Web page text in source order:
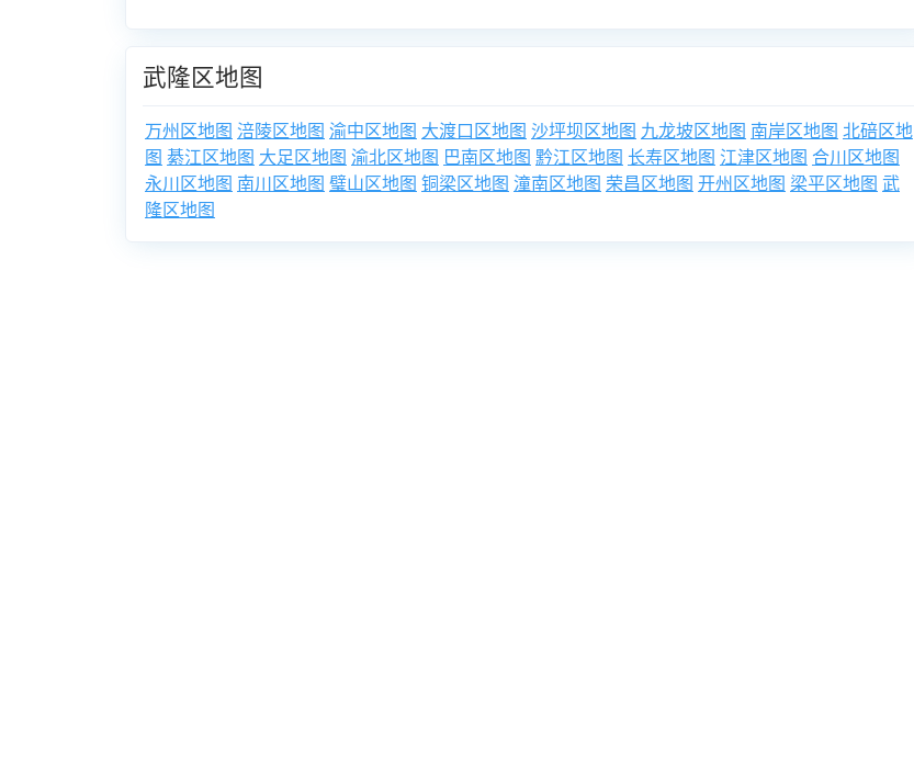
武隆区地图
万州区地图 涪陵区地图 渝中区地图 大渡口区地图 沙坪坝区地图 九龙坡区地图 南岸区地图 北碚区地
图 綦江区地图 大足区地图 渝北区地图 巴南区地图 黔江区地图 长寿区地图 江津区地图 合川区地图
永川区地图 南川区地图 璧山区地图 铜梁区地图 潼南区地图 荣昌区地图 开州区地图 梁平区地图 武
隆区地图